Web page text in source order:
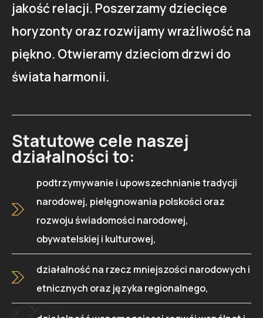
jakość relacji. Poszerzamy dziecięce
horyzonty oraz rozwijamy wrażliwość na
piękno. Otwieramy dzieciom drzwi do
świata harmonii.
Statutowe cele naszej
działalności to:
podtrzymywanie i upowszechnianie tradycji
narodowej, pielęgnowania polskości oraz
rozwoju świadomości narodowej,
obywatelskiej i kulturowej,
działalność na rzecz mniejszości narodowych i
etnicznych oraz języka regionalnego,